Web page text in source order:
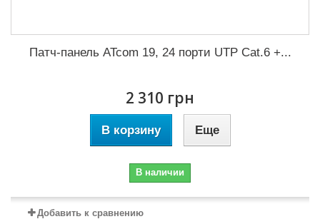
Патч-панель ATcom 19, 24 порти UTP Cat.6 +...
2 310 грн
В корзину Еще
В наличии
Добавить к сравнению